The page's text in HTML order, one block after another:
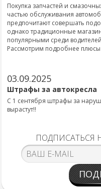
Покупка запчастей и
частью обслуживания
предпочитают совершать
однако традиционные
популярными среди
Рассмотрим подробнее плюсы
03.09.2025
Штрафы за автокресла
С 1 сентября штрафы за
вырастут!!
ПОДПИСАТЬСЯ